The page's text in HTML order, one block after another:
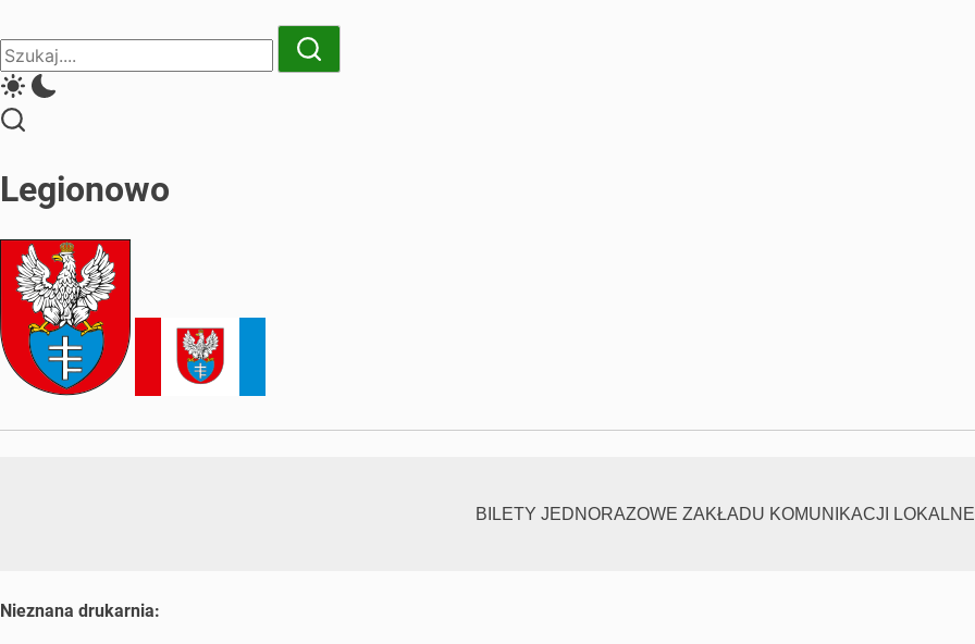
Close
Search
Search
Legionowo
BILETY JEDNORAZOWE ZAKŁADU KOMUNIKACJI
Nieznana drukarnia: